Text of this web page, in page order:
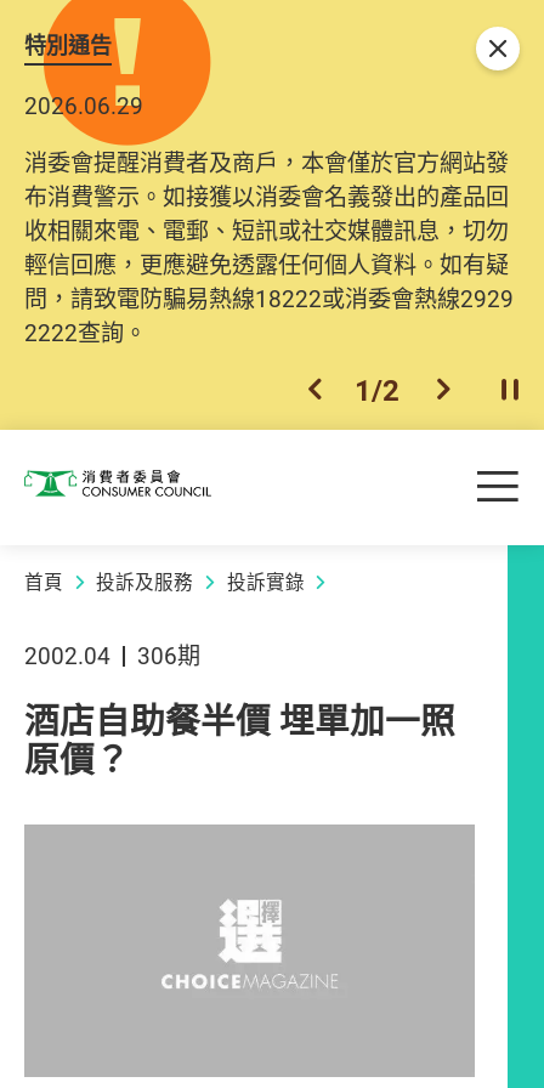
特別通告
2026.06.29
消委會提醒消費者及商戶，本會僅於官方網站發
布消費警示。如接獲以消委會名義發出的產品回
收相關來電、電郵、短訊或社交媒體訊息，切勿
輕信回應，更應避免透露任何個人資料。如有疑
問，請致電防騙易熱線18222或消委會熱線2929
2222查詢。
上一個
1/2 下一個開
關閉
消費者委員會 目
首頁 投訴及服務 投訴實錄
2002.04 306期
酒店自助餐半價 埋單加一照
原價？